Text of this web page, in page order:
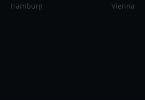
Hamburg
Vienna